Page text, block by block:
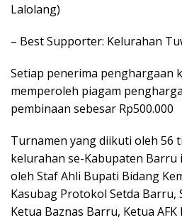
Lalolang)
– Best Supporter: Kelurahan
Setiap penerima penghargaan
memperoleh piagam
pembinaan sebesar Rp500.000
Turnamen yang diikuti oleh 56
kelurahan se-Kabupaten
oleh Staf Ahli Bupati Bidang
Kasubag Protokol Setda Barru,
Ketua Baznas Barru, Ketua